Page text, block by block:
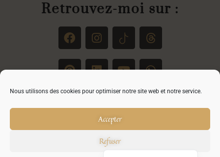
Nous utilisons des cookies pour optimiser notre site web et notre service.
Accepter
Refuser
Retrouvez-moi sur :
FAQ - Réponse à toutes vos questions